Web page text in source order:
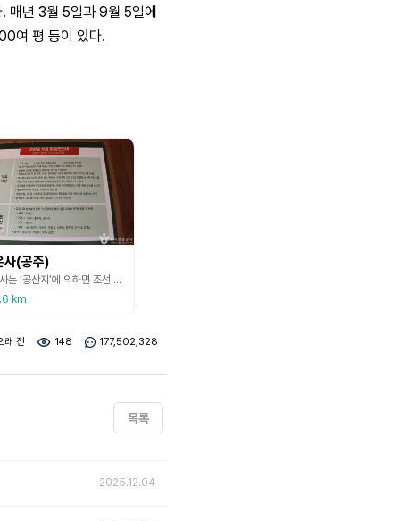
매년 3월 5일과 9월 5일에
여 평 등이 있다.
사(공주)
영은사는 ‘공산지’에 의하면 조선 세조 4년(1458)에 지은 사찰이며 광해군 8년(1616)에는 이곳에 승장<僧將>을 두어 전국의 사찰을 두어 전국의 사찰을 통치하였다는 기록이 있다. 이곳은 원통전과 강당 격인 영은사 관일루, 요사채 건물로 구성되어 있다. 원통전 앞에 영은사 관일루가 배치되어 있다. 특히 이곳은 가을에 볼 수 있는 은행나무와 어우러지는 영은사의 풍경이 멋있는 곳으로 알려져 있다. 또한 공주시의 전경은 물론 금강을 한눈에 조망할 수 있
km
래 전 148 177,502,328
목록
2025.12.04